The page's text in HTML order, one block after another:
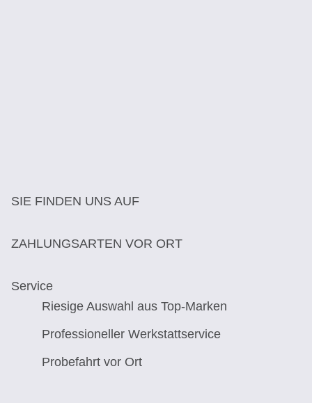
SIE FINDEN UNS AUF
ZAHLUNGSARTEN VOR ORT
Service
Riesige Auswahl aus Top-Marken
Professioneller Werkstattservice
Probefahrt vor Ort